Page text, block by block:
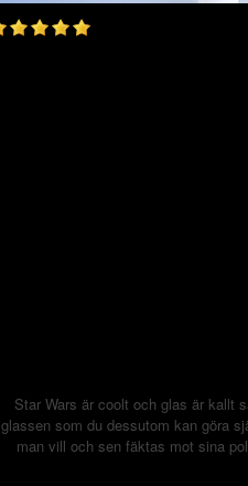
Star Wars är coolt och glas är kallt
glassen som du dessutom kan göra
man vill och sen fäktas mot sina